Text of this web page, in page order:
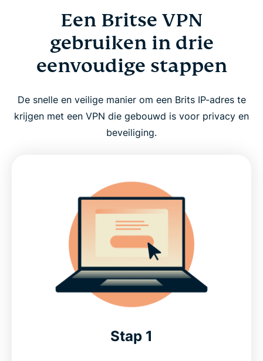
Een Britse VPN
gebruiken in drie
eenvoudige stappen
De snelle en veilige manier om een Brits IP-adres te
krijgen met een VPN die gebouwd is voor privacy en
beveiliging.
Stap 1